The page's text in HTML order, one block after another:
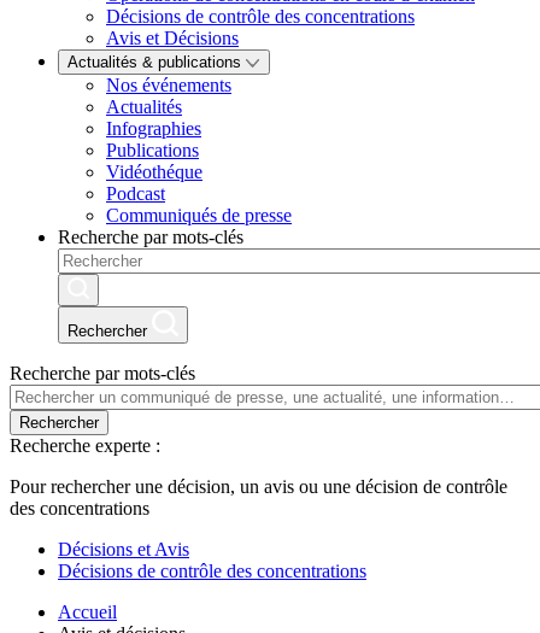
Décisions de contrôle des concentrations
Avis et Décisions
Actualités & publications
Nos événements
Actualités
Infographies
Publications
Vidéothéque
Podcast
Communiqués de presse
Recherche par mots-clés
Rechercher
Recherche par mots-clés
Rechercher
Recherche experte :
Pour rechercher une décision, un avis ou une décision de contrôle
des concentrations
Décisions et Avis
Décisions de contrôle des concentrations
Accueil